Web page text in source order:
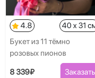
4.8
40 x 31
Букет из 11 тёмно
розовых пионов
8 339₽ Заказать